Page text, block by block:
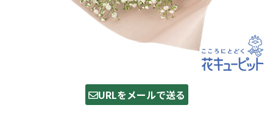
URLをメールで送る